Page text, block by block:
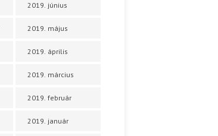
2019. június
2019. május
2019. április
2019. március
2019. február
2019. január